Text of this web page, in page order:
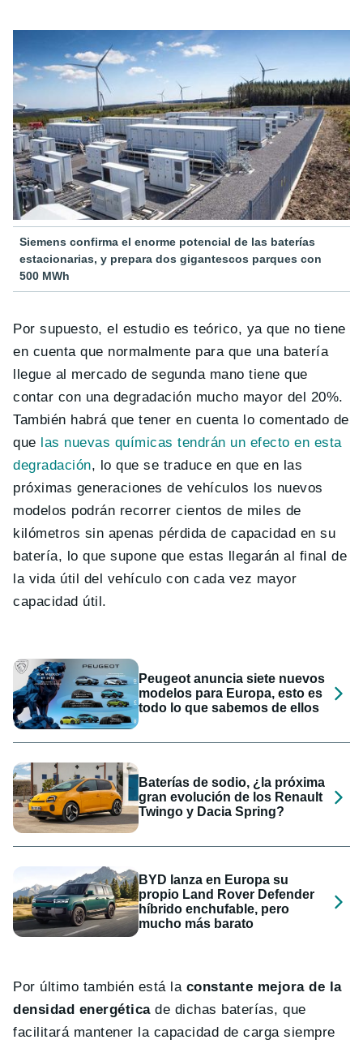
Siemens confirma el enorme potencial de las baterías
estacionarias, y prepara dos gigantescos parques con
500 MWh
Por supuesto, el estudio es teórico, ya que no tiene
en cuenta que normalmente para que una batería
llegue al mercado de segunda mano tiene que
contar con una degradación mucho mayor del 20%.
También habrá que tener en cuenta lo comentado de
que las nuevas químicas tendrán un efecto en esta
degradación, lo que se traduce en que en las
próximas generaciones de vehículos los nuevos
modelos podrán recorrer cientos de miles de
kilómetros sin apenas pérdida de capacidad en su
batería, lo que supone que estas llegarán al final de
la vida útil del vehículo con cada vez mayor
capacidad útil.
Peugeot anuncia siete nuevos
modelos para Europa, esto es
todo lo que sabemos de ellos
Baterías de sodio, ¿la próxima
gran evolución de los Renault
Twingo y Dacia Spring?
BYD lanza en Europa su
propio Land Rover Defender
híbrido enchufable, pero
mucho más barato
Por último también está la constante mejora de la
densidad energéticade dichas baterías, que
facilitará mantener la capacidad de carga siempre